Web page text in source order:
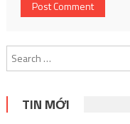
TIN MỚI